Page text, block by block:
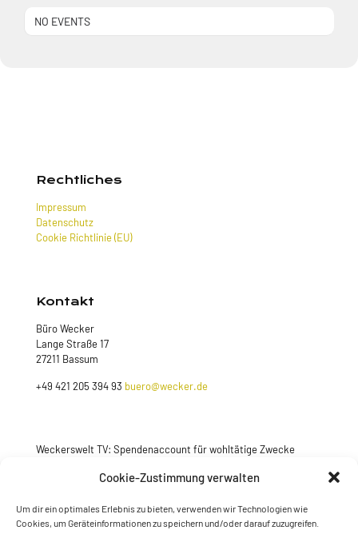
Cookie-Zustimmung verwalten
Um dir ein optimales Erlebnis zu bieten, verwenden wir Technologien wie
Cookies, um Geräteinformationen zu speichern und/oder darauf zuzugreifen.
NO EVENTS
Rechtliches
Impressum
Datenschutz
Cookie Richtlinie (EU)
Kontakt
Büro Wecker
Lange Straße 17
27211 Bassum
+49 421 205 394 93 buero@wecker.de
Weckerswelt TV: Spendenaccount für wohltätige Zwecke
Jetzt spenden